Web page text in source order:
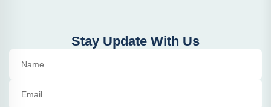
Stay Update With Us